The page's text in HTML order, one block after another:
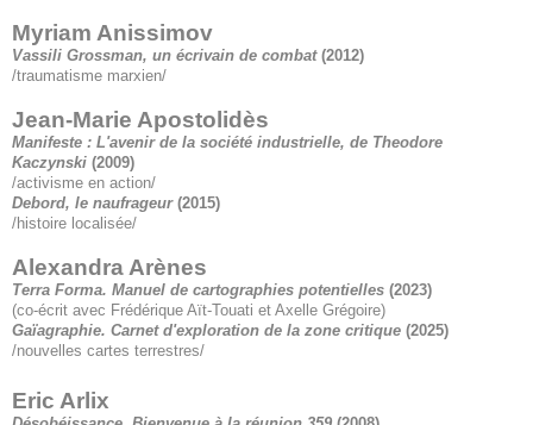
Myriam Anissimov
Vassili Grossman, un écrivain de combat (2012)
/traumatisme marxien/
Jean-Marie Apostolidès
Manifeste : L'avenir de la société industrielle, de Theodore
Kaczynski (2009)
/activisme en action/
Debord, le naufrageur (2015)
/histoire localisée/
Alexandra Arènes
Terra Forma. Manuel de cartographies potentielles (2023)
(co-écrit avec Frédérique Aït-Touati et Axelle Grégoire)
Gaïagraphie. Carnet d'exploration de la zone critique (2025)
/nouvelles cartes terrestres/
Eric Arlix